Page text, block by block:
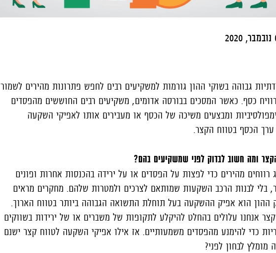
גבוהה בשוקי ההון גורמות למשקיעים רבים לחפש פתרונות מהירים לשמור
כסף. כאשר המסכים בבורסה אדומים, משקיעים רבים החוששים מהפסדים
ומבצעים משיכה של הכסף או מעבירים אותו לאפיקי השקעה
ערך הכסף בטווח הקצר.
ומה חשוב לבדוק לפני שמשקיעים בהם?
מהירים כדי לפצות על הפסדים או על ירידה בהכנסות אחרות ופונים
בלי לבנות הרכב השקעות שמותאם לצרכים ולמטרות שלהם. מחקרים מראים
ההון הוא אפיק ההשקעה בעל תוחלת התשואה הגבוהה ביותר בטווח הארוך.
אנחנו עלולים בהחלט להיקלע לתקופות של משברים או של ירידות בשווקים
כדי להימנע מהפסדים משמעותיים. אז אילו אפיקי השקעה לטווח קצר ישנם
מומלץ לבחון לפני?